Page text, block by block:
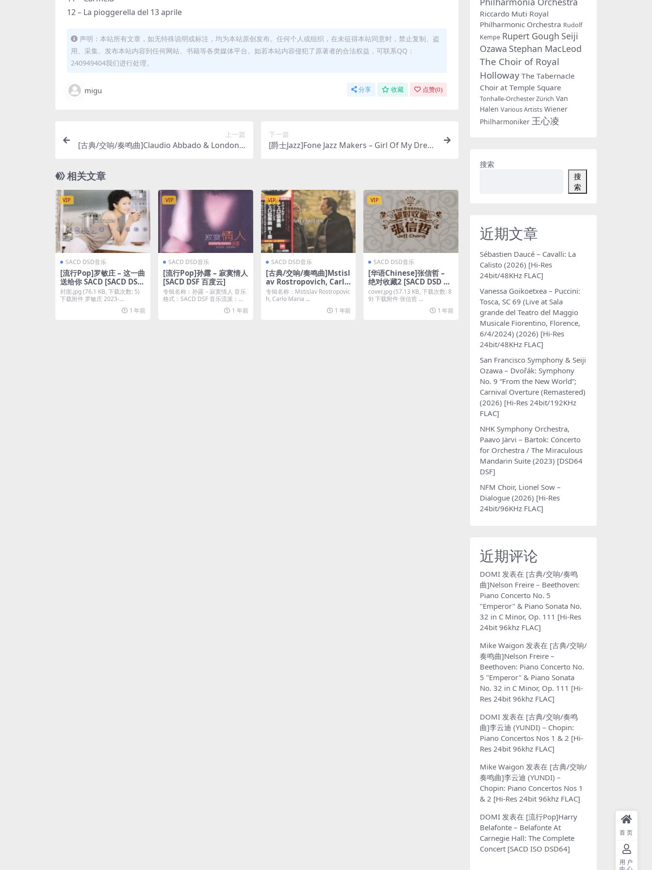
12 – La pioggerella del 13 aprile
声明：本站所有文章，如无特殊说明或标注，均为本站原创发布。任何个人或组织，在未征得本站同意时，禁止复制、盗
用、采集、发布本站内容到任何网站、书籍等各类媒体平台。如若本站内容侵犯了原著者的合法权益，可联系QQ：
240949404我们进行处理。
migu 分享 收藏 点赞(0)
上一篇
[古典/交响/奏鸣曲]Claudio Abbado & London S
下一篇
[爵士Jazz]Fone Jazz Makers – Girl Of My Drea
相关文章
VIP
SACD DSD音乐
[流行Pop]罗敏庄 – 这一曲
送给你 SACD [SACD DSF
百度云]
封面.jpg (76.1 KB, 下载次数: 5)
下载附件 罗敏庄 2023-...
1 年前
VIP
SACD DSD音乐
[流行Pop]孙露 – 寂寞情人
[SACD DSF 百度云]
专辑名称：孙露 – 寂寞情人 音乐
格式：SACD DSF 音乐流派：...
1 年前
VIP
SACD DSD音乐
[古典/交响/奏鸣曲]Mstisl
av Rostropovich, Carlo
Maria Giulini – Dvorak,
Saint-Saens: Cello Conc
erto (1977/2012) [SACD
专辑名称：Mstislav Rostropovic
h, Carlo Maria ...
1 年前
VIP
SACD DSD音乐
[华语Chinese]张信哲 –
绝对收藏2 [SACD DSD DF
F 百度云]
cover.jpg (57.13 KB, 下载次数: 8
9) 下载附件 张信哲 ...
1 年前
Riccardo Muti Royal
Philharmonic Orchestra Rudolf
Kempe Rupert Gough Seiji
Ozawa Stephan MacLeod
The Choir of Royal
Holloway The Tabernacle
Choir at Temple Square
Tonhalle-Orchester Zürich Van
Halen Various Artists Wiener
Philharmoniker 王心凌
搜索
搜
索
近期文章
Sébastien Daucé – Cavalli: La
Calisto (2026) [Hi-Res
24bit/48KHz FLAC]
Vanessa Goikoetxea – Puccini:
Tosca, SC 69 (Live at Sala
grande del Teatro del Maggio
Musicale Fiorentino, Florence,
6/4/2024) (2026) [Hi-Res
24bit/48KHz FLAC]
San Francisco Symphony & Seiji
Ozawa – Dvořák: Symphony
No. 9 “From the New World”;
Carnival Overture (Remastered)
(2026) [Hi-Res 24bit/192KHz
FLAC]
NHK Symphony Orchestra,
Paavo Järvi – Bartok: Concerto
for Orchestra / The Miraculous
Mandarin Suite (2023) [DSD64
DSF]
NFM Choir, Lionel Sow –
Dialogue (2026) [Hi-Res
24bit/96KHz FLAC]
近期评论
DOMI 发表在 [古典/交响/奏鸣
曲]Nelson Freire – Beethoven:
Piano Concerto No. 5
"Emperor" & Piano Sonata No.
32 in C Minor, Op. 111 [Hi-Res
24bit 96khz FLAC]
Mike Waigon 发表在 [古典/交响/
奏鸣曲]Nelson Freire –
Beethoven: Piano Concerto No.
5 "Emperor" & Piano Sonata
No. 32 in C Minor, Op. 111 [Hi-
Res 24bit 96khz FLAC]
DOMI 发表在 [古典/交响/奏鸣
曲]李云迪 (YUNDI) – Chopin:
Piano Concertos Nos 1 & 2 [Hi-
Res 24bit 96khz FLAC]
Mike Waigon 发表在 [古典/交响/
奏鸣曲]李云迪 (YUNDI) –
Chopin: Piano Concertos Nos 1
& 2 [Hi-Res 24bit 96khz FLAC]
DOMI 发表在 [流行Pop]Harry
Belafonte – Belafonte At
Carnegie Hall: The Complete
Concert [SACD ISO DSD64]
首页
用户